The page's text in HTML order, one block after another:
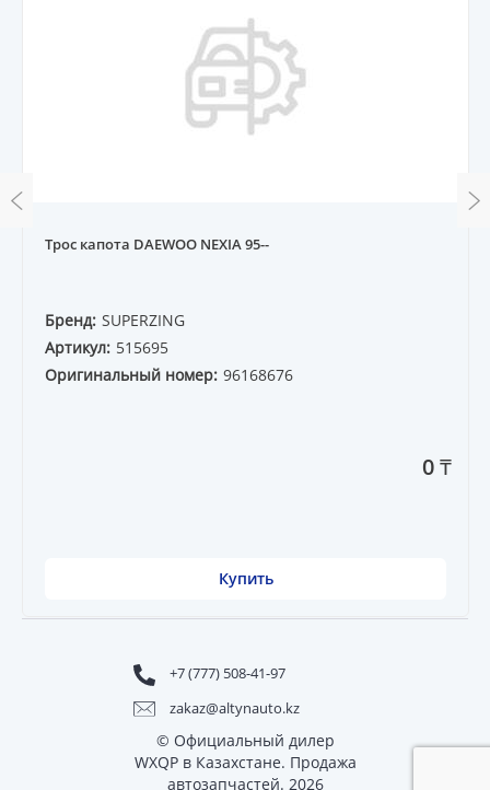
Трос капота DAEWOO NEXIA 95--
Бренд: SUPERZING
Артикул: 515695
Оригинальный номер: 96168676
0 ₸
Купить
+7 (777) 508-41-97
zakaz@altynauto.kz
© Официальный дилер
WXQP в Казахстане. Продажа
автозапчастей. 2026